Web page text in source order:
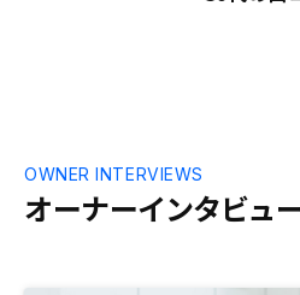
オーナーインタビュ
OWNER INTERVIEWS